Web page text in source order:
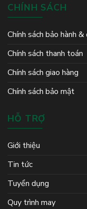
CHÍNH SÁCH
Chính sách bảo hành
Chính sách thanh toán
Chính sách giao hàng
Chính sách bảo mật
HỖ TRỢ
Giới thiệu
Tin tức
Tuyển dụng
Quy trình may